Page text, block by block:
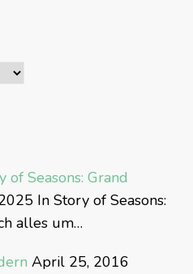
of Seasons: Grand
In Story of Seasons:
alles um…
April 25, 2016